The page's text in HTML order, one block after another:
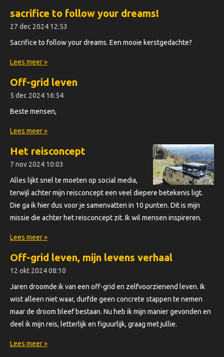
sacrifice to follow your dreams!
27 dec 2024 12:53
Sacrifice to follow your dreams. Een mooie kerstgedachte?
Lees meer »
Off-grid leven
5 dec 2024 16:54
Beste mensen,
Lees meer »
Het reisconcept
7 nov 2024 10:03
Alles lijkt snel te moeten op social media,
terwijl achter mijn reisconcept een veel diepere betekenis ligt.
Die ga ik hier dus voor je samenvatten in 10 punten. Dit is mijn
missie die achter het reisconcept zit. Ik wil mensen inspireren.
Lees meer »
Off-grid leven, mijn levens verhaal
12 okt 202408:10
Jaren droomde ik van een off-grid en zelfvoorzienend leven. Ik
wist alleen niet waar, durfde geen concrete stappen te nemen
maar de droom bleef bestaan. Nu heb ik mijn manier gevonden en
deel ik mijn reis, letterlijk en figuurlijk, graag met jullie.
Lees meer »